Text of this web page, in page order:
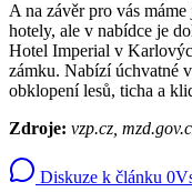
A na závěr pro vás
hotely, ale v nabídce je
Hotel Imperial v
zámku. Nabízí úchvatné
obklopení lesů, ticha a
Zdroje: vzp.cz,
Diskuze k článku 0